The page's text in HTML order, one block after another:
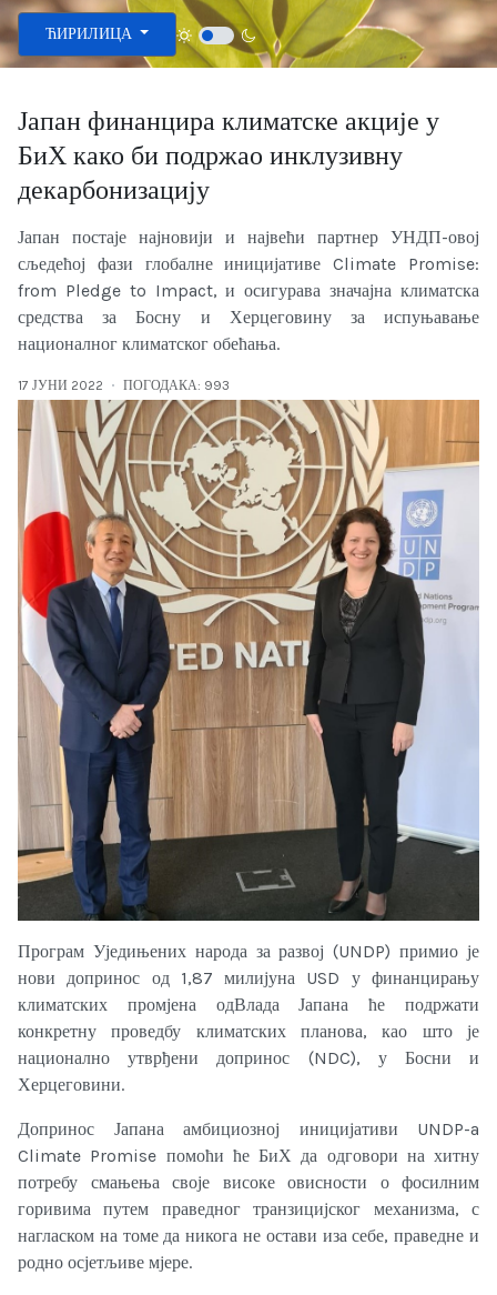
Изаберите ваш језик
ЋИРИЛИЦА
Јапан финанцира климатске акције у
БиХ како би подржао инклузивну
декарбонизацију
Јапан постаје најновији и највећи партнер УНДП-овој
сљедећој фази глобалне иницијативе Climate Promise:
from Pledge to Impact, и осигурава значајна климатска
средства за Босну и Херцеговину за испуњавање
националног климатског обећања.
17 ЈУНИ 2022 ПОГОДАКА: 993
Програм Уједињених народа за развој (UNDP) примио је
нови допринос од 1,87 милијуна USD у финанцирању
климатских промјена одВлада Јапана ће подржати
конкретну проведбу климатских планова, као што је
национално утврђени допринос (NDC), у Босни и
Херцеговини.
Допринос Јапана амбициозној иницијативи UNDP-a
Climate Promise помоћи ће БиХ да одговори на хитну
потребу смањења своје високе овисности о фосилним
горивима путем праведног транзицијског механизма, с
нагласком на томе да никога не остави иза себе, праведне и
родно осјетљиве мјере.